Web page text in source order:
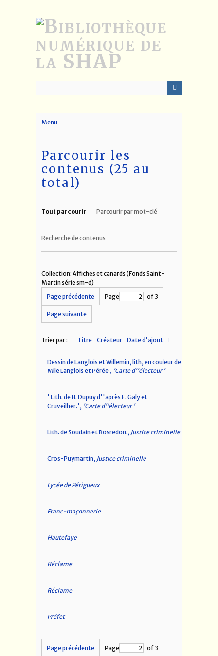
Menu
Parcourir les
contenus (25 au
total)
Tout parcourir Parcourir par mot-clé
Recherche de contenus
Collection: Affiches et canards (Fonds Saint-
Martin série sm-d)
Page précédente
Page of 3
Page suivante
Trier par : Titre Créateur Date d'ajout
Dessin de Langlois et Willemin, lith, en couleur de
Mile Langlois et Pérée., 'Carte d''électeur '
' Lith. de H. Dupuy d''après E. Galy et
Cruveilher.', 'Carte d''électeur '
Lith. de Soudain et Bosredon., Justice criminelle
Cros-Puymartin, Justice criminelle
Lycée de Périgueux
Franc-maçonnerie
Hautefaye
Réclame
Réclame
Préfet
Page précédente Page of 3